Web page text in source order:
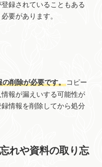
録されていることもある
要があります。
の削除が必要です。 コピー
報が漏えいする可能性が
情報を削除してから処分
れや資料の取り忘